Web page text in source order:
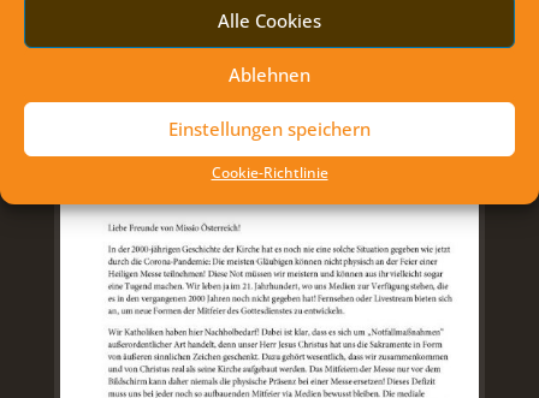
Alle Cookies
Ablehnen
Einstellungen speichern
Cookie-Richtlinie